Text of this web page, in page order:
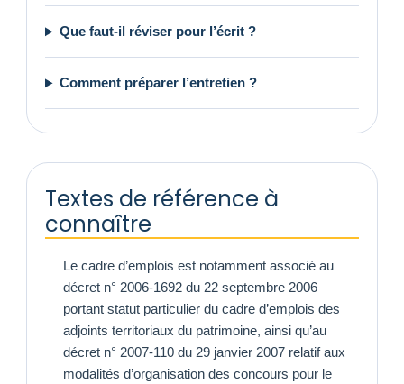
Que faut-il réviser pour l’écrit ?
Comment préparer l’entretien ?
Textes de référence à
connaître
Le cadre d’emplois est notamment associé au
décret n° 2006-1692 du 22 septembre 2006
portant statut particulier du cadre d’emplois des
adjoints territoriaux du patrimoine, ainsi qu’au
décret n° 2007-110 du 29 janvier 2007 relatif aux
modalités d’organisation des concours pour le